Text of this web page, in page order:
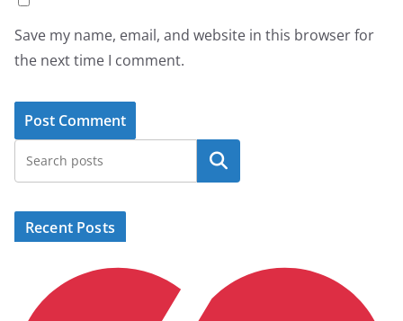
Save my name, email, and website in this browser for
the next time I comment.
Search
Recent Posts